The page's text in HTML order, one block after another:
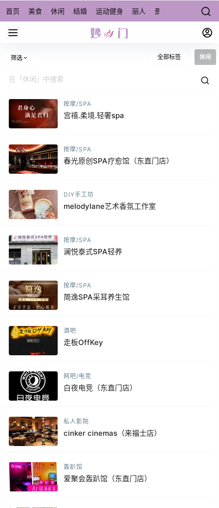
首页 美食 休闲 结婚 运动健身 丽人 景点/周边游 宠物
筛选 全部标签 休闲
按摩/SPA
宫禧.柔境.轻奢spa
按摩/SPA
春光原创SPA疗愈馆（东直门店）
DIY手工坊
melodylane艺术香氛工作室
按摩/SPA
澜悦泰式SPA轻养
按摩/SPA
简逸SPA采耳养生馆
酒吧
走板OffKey
网吧/电竞
白夜电竞（东直门店）
私人影院
cinker cinemas（来福士店）
轰趴馆
爱聚会轰趴馆（东直门店）